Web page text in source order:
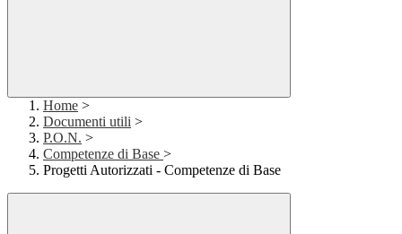
Home >
Documenti utili >
P.O.N. >
Competenze di Base >
Progetti Autorizzati - Competenze di Base